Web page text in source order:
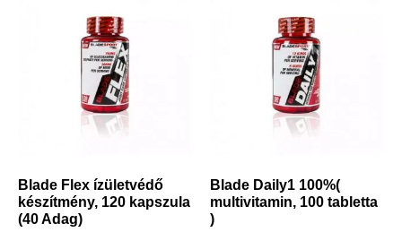
Blade Flex ízületvédő
készítmény, 120 kapszula
(40 Adag)
Blade Daily1 100%(
multivitamin, 100 tabletta
)